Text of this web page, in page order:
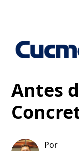
Antes
Por